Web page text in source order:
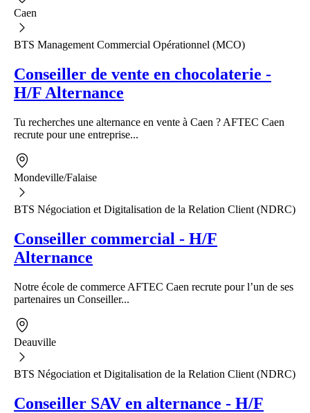
Caen
BTS Management Commercial Opérationnel (MCO)
Conseiller de vente en chocolaterie -
H/F Alternance
Tu recherches une alternance en vente à Caen ? AFTEC Caen
recrute pour une entreprise...
Mondeville/Falaise
BTS Négociation et Digitalisation de la Relation Client (NDRC)
Conseiller commercial - H/F
Alternance
Notre école de commerce AFTEC Caen recrute pour l’un de ses
partenaires un Conseiller...
Deauville
BTS Négociation et Digitalisation de la Relation Client (NDRC)
Conseiller SAV en alternance - H/F